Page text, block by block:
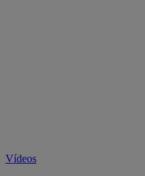
Vídeos